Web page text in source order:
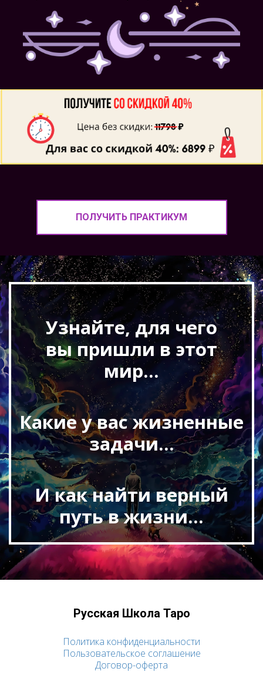
ПОЛУЧИТЬ ПРАКТИКУМ
Узнайте, для чего
вы пришли в этот
мир...
Какие у вас жизненные
задачи...
И как найти верный
путь в жизни...
Русская Школа Таро
Политика конфиденциальности
Пользовательское соглашение
Договор-оферта